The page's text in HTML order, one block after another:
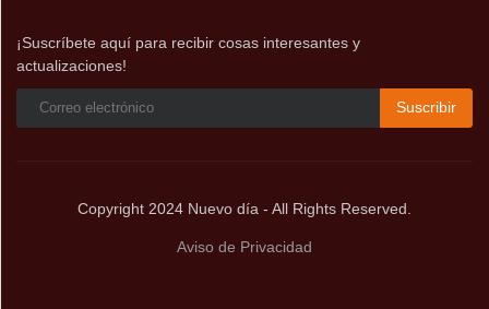
¡Suscríbete aquí para recibir cosas interesantes y
actualizaciones!
Suscribir
Copyright 2024 Nuevo día - All Rights Reserved.
Aviso de Privacidad